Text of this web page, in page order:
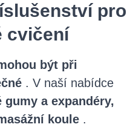
pro
cvičení
být při
. V naší nabídce
gumy a expandéry,
koule .